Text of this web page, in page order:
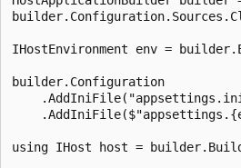
IHostEnvironment env =
builder.Configuration
using IHost host =